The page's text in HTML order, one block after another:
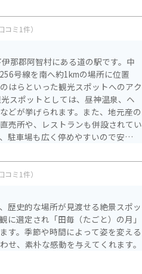
族連れに人気です。また、少し足を
峡など、温泉や自然を楽しむことも
スポットです。
コミ1件）
那郡阿智村にある道の駅です。中
号線を南へ約1kmの場所に位置
はらといった観光スポットへのアク
どが挙げられます。また、地元産の
売所や、レストランも併設されてい
駐車場も広く停めやすいので安心で
使った定食です。また、道の駅 お
クリームも人気があります。
コミ1件）
歴史的な場所が見渡せる絶景スポッ
に選定され「田毎（たごと）の月」
す。季節や時間によって姿を変える
せ、素朴な感動を与えてくれます。